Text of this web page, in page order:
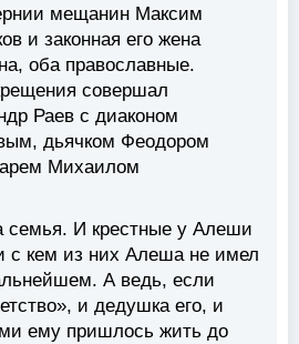
мещанин Максим
и законная его жена
оба православные.
совершал
Раев с диаконом
дьячком Феодором
Михаилом
семья. И крестные у Алеши
с кем из них Алеша не имел
А ведь, если
и дедушка его, и
ему пришлось жить до